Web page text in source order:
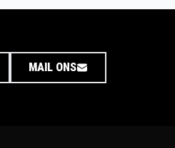
MAIL ONS